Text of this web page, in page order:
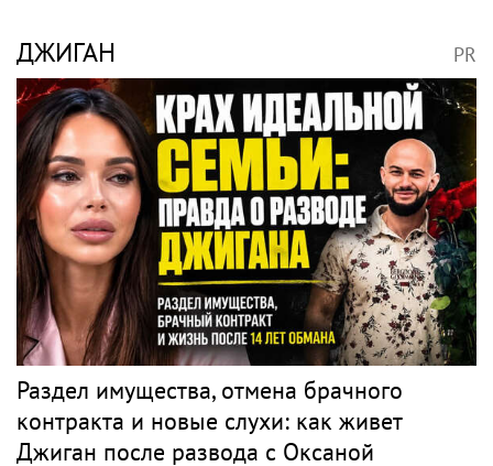
ДЖИГАН PR
Раздел имущества, отмена брачного
контракта и новые слухи: как живет
Джиган после развода с Оксаной